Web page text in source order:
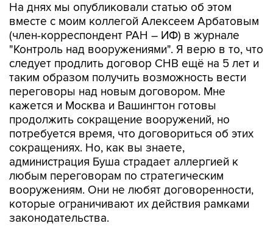
На днях мы опубликовали статью об этом
вместе с моим коллегой Алексеем Арбатовым
(член-корреспондент РАН – ИФ) в журнале
"Контроль над вооружениями". Я верю в то, что
следует продлить договор СНВ ещё на 5 лет и
таким образом получить возможность вести
переговоры над новым договором. Мне
кажется и Москва и Вашингтон готовы
продолжить сокращение вооружений, но
потребуется время, что договориться об этих
сокращениях. Но, как вы знаете,
администрация Буша страдает аллергией к
любым переговорам по стратегическим
вооружениям. Они не любят договоренности,
которые ограничивают их действия рамками
законодательства.